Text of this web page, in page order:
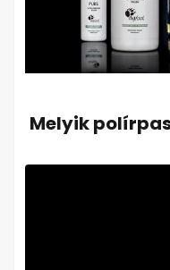
Melyik